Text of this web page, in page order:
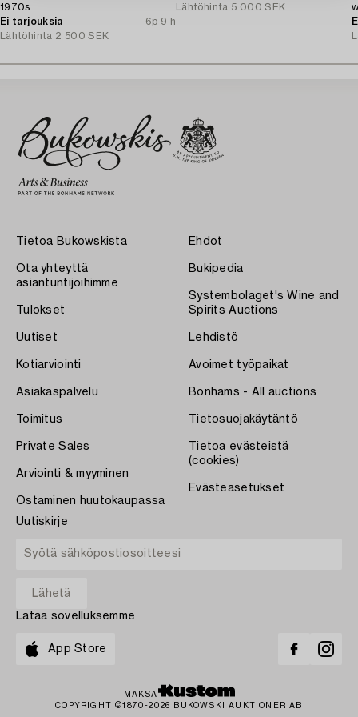
1970s.
Ei tarjouksia
6p 9 h
Lähtöhinta 2 500 SEK
Lähtöhinta 5 000 SEK
Tietoa Bukowskista
Ota yhteyttä
asiantuntijoihimme
Tulokset
Uutiset
Kotiarviointi
Asiakaspalvelu
Toimitus
Private Sales
Arviointi & myyminen
Ostaminen huutokaupassa
Ehdot
Bukipedia
Systembolaget's Wine and
Spirits Auctions
Lehdistö
Avoimet työpaikat
Bonhams - All auctions
Tietosuojakäytäntö
Tietoa evästeistä
(cookies)
Evästeasetukset
Uutiskirje
Lataa sovelluksemme
App Store
MAKSA
COPYRIGHT ©1870-2026 BUKOWSKI AUKTIONER AB